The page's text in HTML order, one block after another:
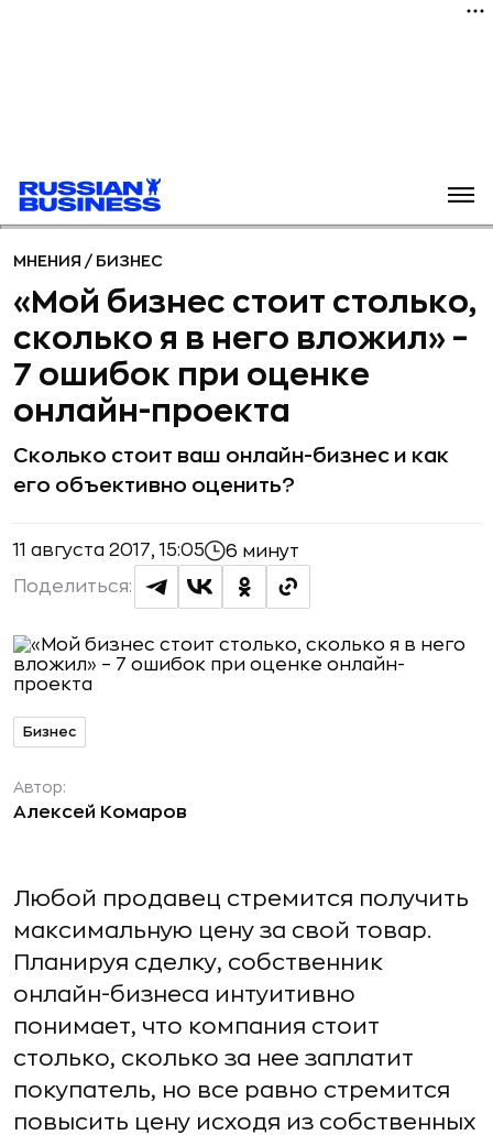
МНЕНИЯ / БИЗНЕС
«Мой бизнес стоит столько,
сколько я в него вложил» –
7 ошибок при оценке
онлайн-проекта
Сколько стоит ваш онлайн-бизнес и как
его объективно оценить?
11 августа 2017, 15:05 6 минут
Поделиться:
Бизнес
Автор:
Алексей Комаров
Любой продавец стремится получить
максимальную цену за свой товар.
Планируя сделку, собственник
онлайн-бизнеса интуитивно
понимает, что компания стоит
столько, сколько за нее заплатит
покупатель, но все равно стремится
повысить цену исходя из собственных